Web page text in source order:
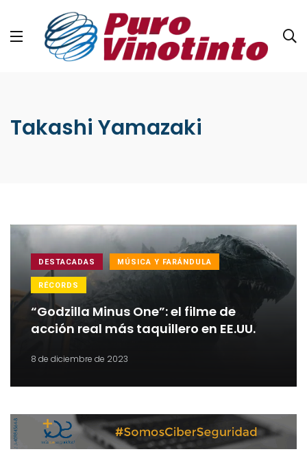
Takashi Yamazaki
DESTACADAS MÚSICA Y FARÁNDULA
RÉCORDS
“Godzilla Minus One”: el filme de
acción real más taquillero en EE.UU.
8 de diciembre de 2023